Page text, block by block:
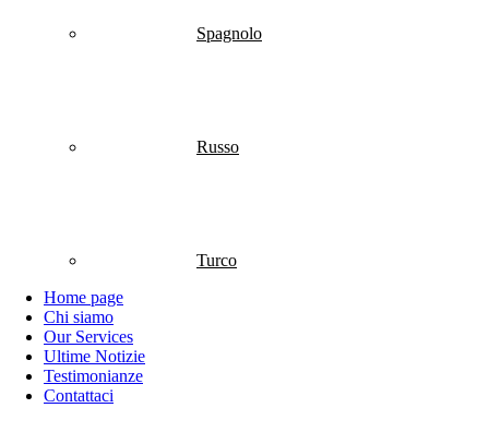
Spagnolo
Russo
Turco
Home page
Chi siamo
Our Services
Ultime Notizie
Testimonianze
Contattaci